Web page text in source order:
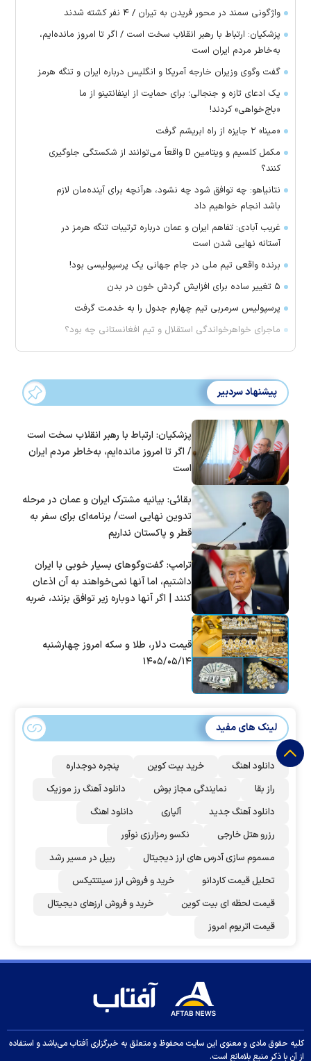
واژگونی سمند در محور فریدن به تیران / ۴ نفر کشته شدند
پزشکیان: ارتباط با رهبر انقلاب سخت است / اگر تا امروز مانده‌ایم،
به‌خاطر مردم ایران است
گفت وگوی وزیران خارجه آمریکا و انگلیس درباره ایران و تنگه هرمز
یک ادعای تازه و جنجالی؛ برای حمایت از اینفانتینو از ما
«باج‌خواهی» کردند!
«مینا» ۲ جایزه از راه ابریشم گرفت
مکمل کلسیم و ویتامین D واقعاً می‌توانند از شکستگی جلوگیری
کنند؟
نتانیاهو: چه توافق شود چه نشود، هرآنچه برای آینده‌مان لازم
باشد انجام خواهیم داد
غریب آبادی: تفاهم ایران و عمان درباره ترتیبات تنگه هرمز در
آستانه نهایی شدن است
برنده واقعی تیم ملی در جام جهانی یک پرسپولیسی بود!
۵ تغییر ساده برای افزایش گردش خون در بدن
پرسپولیس سرمربی تیم چهارم جدول را به خدمت گرفت
ماجرای خواهرخواندگی استقلال و تیم افغانستانی چه بود؟
پیشنهاد سردبیر
پزشکیان: ارتباط با رهبر انقلاب سخت است
/ اگر تا امروز مانده‌ایم، به‌خاطر مردم ایران
است
بقائی: بیانیه مشترک ایران و عمان در مرحله
تدوین نهایی است/ برنامه‌ای برای سفر به
قطر و پاکستان نداریم
ترامپ: گفت‌و‌گو‌های بسیار خوبی با ایران
داشتیم، اما آنها نمی‌خواهند به آن اذعان
کنند | اگر آنها دوباره زیر توافق بزنند، ضربه
قیمت دلار، طلا و سکه امروز چهارشنبه
۱۴۰۵/۰۵/۱۴
لینک های مفید
دانلود اهنگ خرید بیت کوین
پنجره دوجداره
راز بقا
نمایندگی مجاز بوش
دانلود آهنگ رز‌ موزیک
دانلود آهنگ جدید
آلپاری
دانلود اهنگ
رزرو هتل خارجی
نکسو رمزارزی نوآور
مسموم سازی آدرس های ارز دیجیتال
ریپل در مسیر رشد
تحلیل قیمت کاردانو
خرید و فروش ارز سینتتیکس
قیمت لحظه ای بیت کوین
خرید و فروش ارزهای دیجیتال
قیمت اتریوم امروز
کلیه حقوق مادی و معنوی این سایت محفوظ و متعلق به خبرگزاری آفتاب می‌باشد و استفاده
از آن با ذکر منبع بلامانع است.